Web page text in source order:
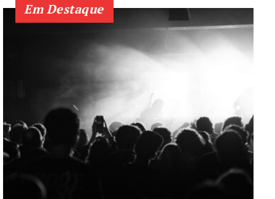
Em Destaque